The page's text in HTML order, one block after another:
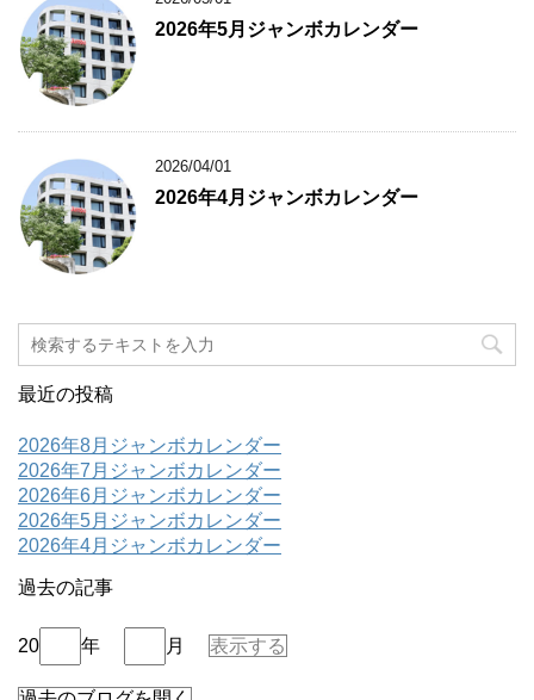
2026年5月ジャンボカレンダー
2026/04/01
2026年4月ジャンボカレンダー
最近の投稿
2026年8月ジャンボカレンダー
2026年7月ジャンボカレンダー
2026年6月ジャンボカレンダー
2026年5月ジャンボカレンダー
2026年4月ジャンボカレンダー
過去の記事
20 年 月 表示する